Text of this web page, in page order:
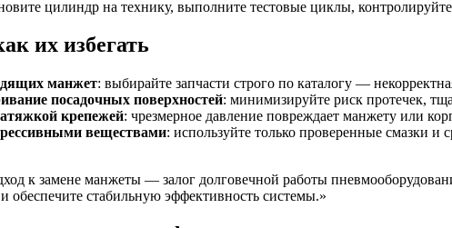
цилиндр на технику, выполните тестовые циклы,
их избегать
манжет: выбирайте запчасти строго по каталогу —
посадочных поверхностей: минимизируйте риск протечек,
крепежей: чрезмерное давление повреждает манжету или
веществами: используйте только проверенные смазки и
к замене манжеты — залог долговечной работы
обеспечите стабильную эффективность системы.»